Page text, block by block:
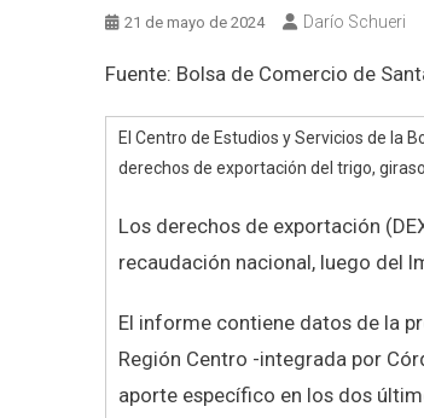
21 de mayo de 2024 Darío Schueri
Fuente: Bolsa de Comercio de
El Centro de Estudios y Servicios de la
derechos de exportación del trigo,
Los derechos de exportación
recaudación nacional, luego del
El informe contiene datos de la
Región Centro -integrada por
aporte específico en los dos